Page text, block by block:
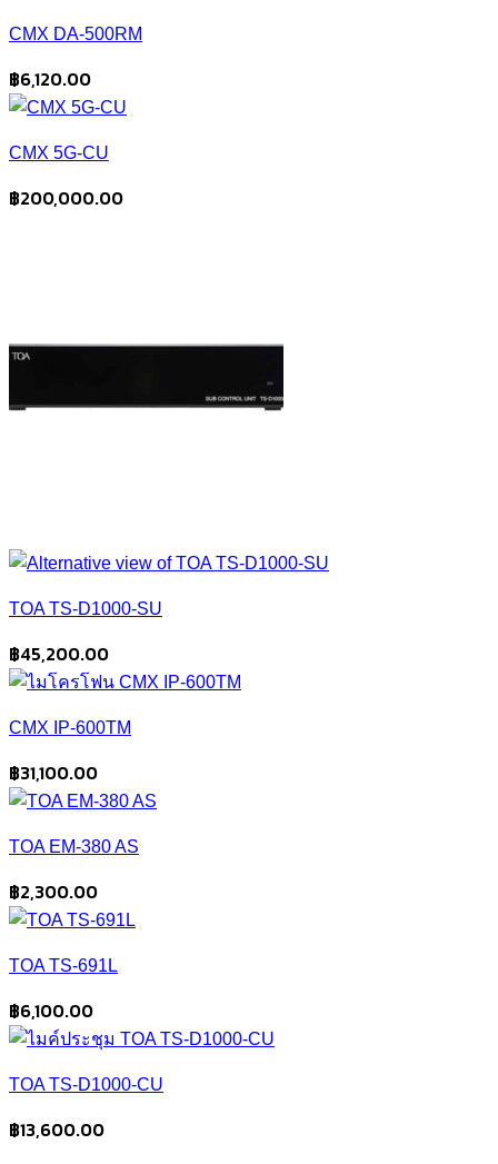
CMX DA-500RM
฿6,120.00
CMX 5G-CU
฿200,000.00
TOA TS-D1000-SU
฿45,200.00
CMX IP-600TM
฿31,100.00
TOA EM-380 AS
฿2,300.00
TOA TS-691L
฿6,100.00
TOA TS-D1000-CU
฿13,600.00